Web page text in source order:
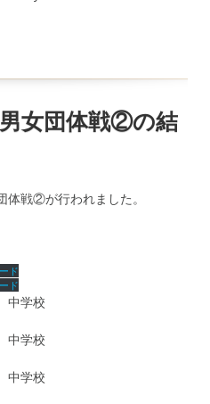
女団体戦②の結
体戦②が行われました。
ド
ド
学校
学校
学校